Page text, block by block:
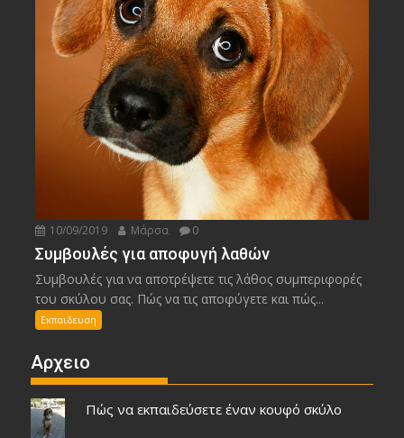
10/09/2019 Μάρσα 0
Συμβουλές για αποφυγή λαθών
Συμβουλές για να αποτρέψετε τις λάθος συμπεριφορές
του σκύλου σας. Πώς να τις αποφύγετε και πώς...
Εκπαιδευση
Αρχειο
Πώς να εκπαιδεύσετε έναν κουφό σκύλο